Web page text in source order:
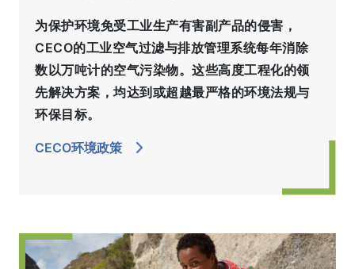
为保护环境免受工业生产有害副产品的侵害，
CECO的工业空气过滤与排放管理系统每年消除
数以万吨计的空气污染物。这些高度工程化的领
先解决方案，均达到或超越最严格的环境法规与
环保目标。
CECO环境政策